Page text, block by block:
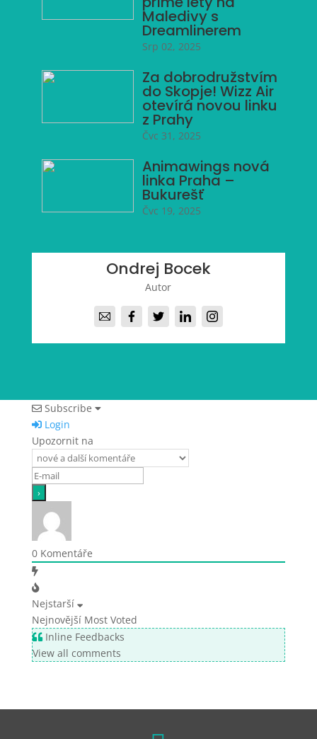
Maledivy s
Dreamlinerem
Srp 02, 2025
Za dobrodružstvím
do Skopje! Wizz Air
otevírá novou linku
z Prahy
Čvc 31, 2025
Animawings nová
linka Praha –
Bukurešť
Čvc 19, 2025
Ondrej Bocek
Autor
Subscribe
Login
Upozornit na
0Komentáře
Nejstarší
Nejnovější Most Voted
Inline Feedbacks
View all comments